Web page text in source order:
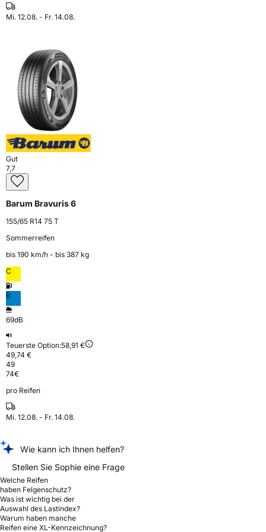
Mi. 12.08. - Fr. 14.08.
Gut
7,7
Barum Bravuris 6
155/65 R14 75 T
Sommerreifen
bis 190 km⁠/⁠h - bis 387 kg
C
B
69dB
Teuerste Option:58,91 €
49,74 €
49
74€
pro Reifen
Mi. 12.08. - Fr. 14.08.
Wie kann ich Ihnen helfen?
Stellen Sie Sophie eine Frage
Welche Reifen
haben Felgenschutz?
Was ist wichtig bei der
Auswahl des Lastindex?
Warum haben manche
Reifen eine XL-Kennzeichnung?